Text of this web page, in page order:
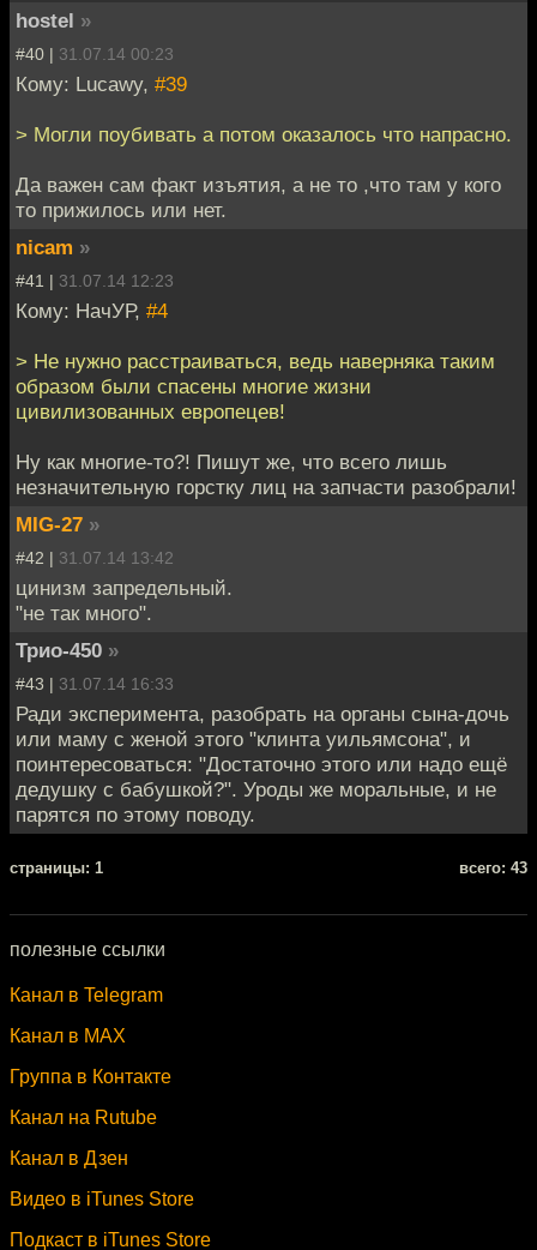
hostel »
#40 | 31.07.14 00:23
Кому: Lucawy, #39
> Могли поубивать а потом оказалось что напрасно.
Да важен сам факт изъятия, а не то ,что там у кого
то прижилось или нет.
nicam »
#41 | 31.07.14 12:23
Кому: НачУР, #4
> Не нужно расстраиваться, ведь наверняка таким
образом были спасены многие жизни
цивилизованных европецев!
Ну как многие-то?! Пишут же, что всего лишь
незначительную горстку лиц на запчасти разобрали!
MIG-27 »
#42 | 31.07.14 13:42
цинизм запредельный.
"не так много".
Трио-450 »
#43 | 31.07.14 16:33
Ради эксперимента, разобрать на органы сына-дочь
или маму с женой этого "клинта уильямсона", и
поинтересоваться: "Достаточно этого или надо ещё
дедушку с бабушкой?". Уроды же моральные, и не
парятся по этому поводу.
cтраницы: 1 всего: 43
полезные ссылки
Канал в Telegram
Канал в MAX
Группа в Контакте
Канал на Rutube
Канал в Дзен
Видео в iTunes Store
Подкаст в iTunes Store